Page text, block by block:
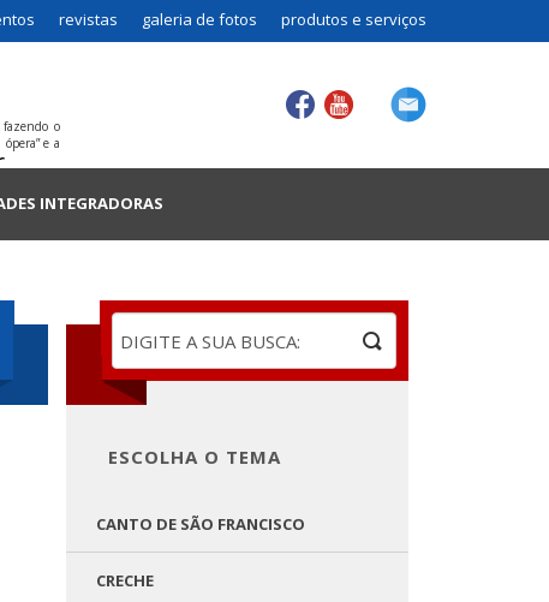
revistas galeria de fotos produtos e serviços
o
e a
INTEGRADORAS
ESCOLHA O TEMA
CANTO DE SÃO FRANCISCO
CRECHE